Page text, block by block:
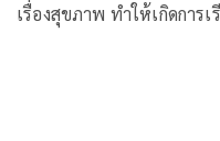
เรื่องสุขภาพ ทำให้เกิดการเรียนรู้และนำมาปรับปรุงพัฒนาตัว